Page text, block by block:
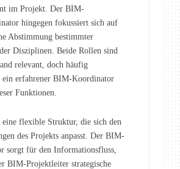
im Projekt. Der BIM-
hingegen fokussiert sich auf
Abstimmung bestimmter
Disziplinen. Beide Rollen sind
relevant, doch häufig
ein erfahrener BIM-Koordinator
Funktionen.
eine flexible Struktur, die sich den
des Projekts anpasst. Der BIM-
sorgt für den Informationsfluss,
BIM-Projektleiter strategische